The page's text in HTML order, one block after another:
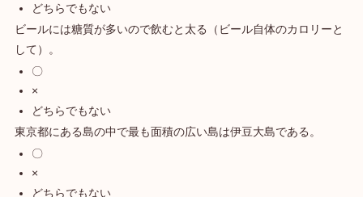
どちらでもない
ビールには糖質が多いので飲むと太る（ビール自体のカロリーと
して）。
〇
×
どちらでもない
東京都にある島の中で最も面積の広い島は伊豆大島である。
〇
×
どちらでもない